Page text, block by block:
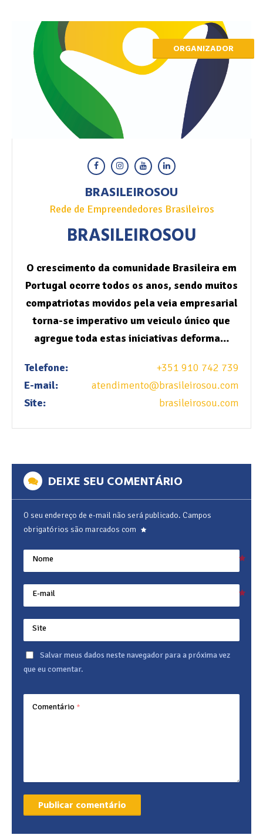
ORGANIZADOR
BRASILEIROSOU
Rede de Empreendedores Brasileiros
BRASILEIROSOU
O crescimento da comunidade Brasileira em
Portugal ocorre todos os anos, sendo muitos
compatriotas movidos pela veia empresarial
torna-se imperativo um veiculo único que
agregue toda estas iniciativas deforma…
Telefone:
+351 910 742 739
E-mail:
atendimento@brasileirosou.com
Site:
brasileirosou.com
DEIXE SEU COMENTÁRIO
O seu endereço de e-mail não será publicado. Campos
obrigatórios são marcados com
Nome
E-mail
Site
Salvar meus dados neste navegador para a próxima vez
que eu comentar.
Comentário *